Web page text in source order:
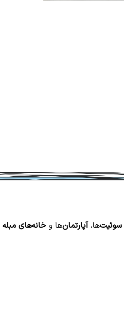
سوئیت‌ها،آپارتمان‌ها و خانه‌های مبله